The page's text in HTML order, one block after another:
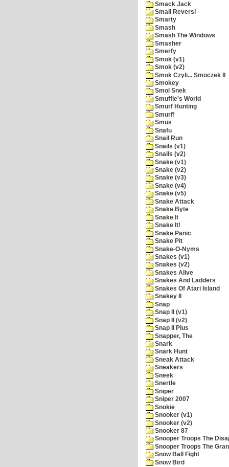
Smack Jack
Small Reversi
Smarty
Smash
Smash The Windows
Smasher
Smerfy
Smok (v1)
Smok (v2)
Smok Czyli... Smoczek II
Smokey
Smol Snek
Smuffie's World
Smurf Hunting
Smurf!
Smus
Snafu
Snail Run
Snails (v1)
Snails (v2)
Snake (v1)
Snake (v2)
Snake (v3)
Snake (v4)
Snake (v5)
Snake Attack
Snake Byte
Snake It
Snake It!
Snake Panic
Snake Pit
Snake-O-Nyms
Snakes (v1)
Snakes (v2)
Snakes Alive
Snakes And Ladders
Snakes Of Atari Island
Snakey II
Snap
Snap II (v1)
Snap II (v2)
Snap II Plus
Snapper, The
Snark
Snark Hunt
Sneak Attack
Sneakers
Sneek
Snertle
Sniper
Sniper 2007
Snokie
Snooker (v1)
Snooker (v2)
Snooker 87
Snooper Troops The
Snooper Troops The
Snow Ball Fight
Snow Bird